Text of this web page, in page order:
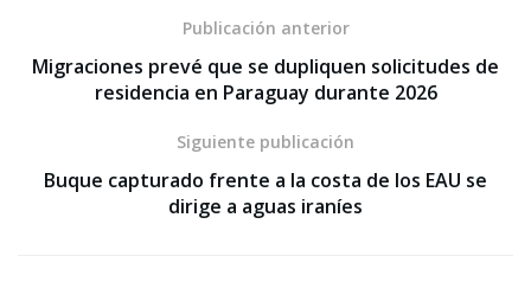
Publicación anterior
Migraciones prevé que se dupliquen solicitudes de
residencia en Paraguay durante 2026
Siguiente publicación
Buque capturado frente a la costa de los EAU se
dirige a aguas iraníes